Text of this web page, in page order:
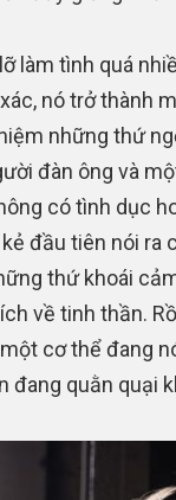
làm tình quá
nó trở thành
những thứ
đàn ông và
có tình dục
đầu tiên nói ra
thứ khoái
về tinh thần.
cơ thể đang
đang quằn quại